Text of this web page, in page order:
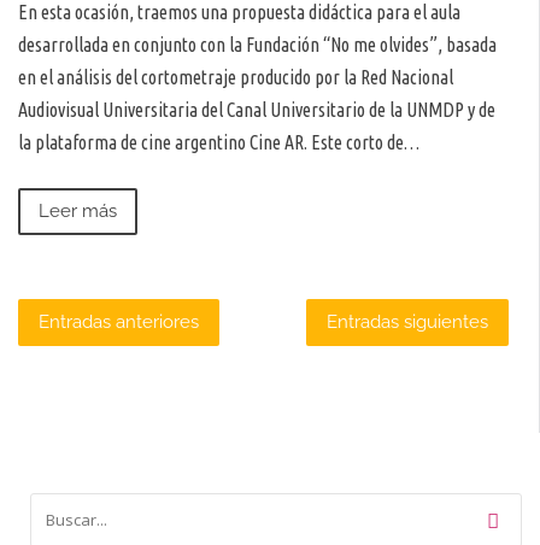
En esta ocasión, traemos una propuesta didáctica para el aula
desarrollada en conjunto con la Fundación “No me olvides”, basada
en el análisis del cortometraje producido por la Red Nacional
Audiovisual Universitaria del Canal Universitario de la UNMDP y de
la plataforma de cine argentino Cine AR. Este corto de…
Leer más
Navegación
de
Entradas anteriores Entradas siguientes